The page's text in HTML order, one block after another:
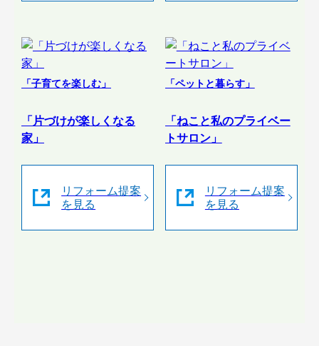
「子育てを楽しむ」
「片づけが楽しくなる
家」
リフォーム提案
を見る
「ペットと暮らす」
「ねこと私のプライベー
トサロン」
リフォーム提案
を見る